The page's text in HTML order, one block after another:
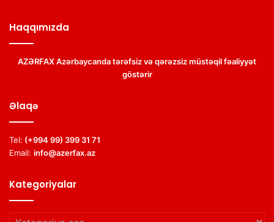
Haqqımızda
AZƏRFAX Azərbaycanda tərəfsiz və qərəzsiz müstəqil fəaliyyət
göstərir
Əlaqə
Tel: (+994 99) 399 31 71
Email: info@azerfax.az
Kategoriyalar
Kategoriyalar